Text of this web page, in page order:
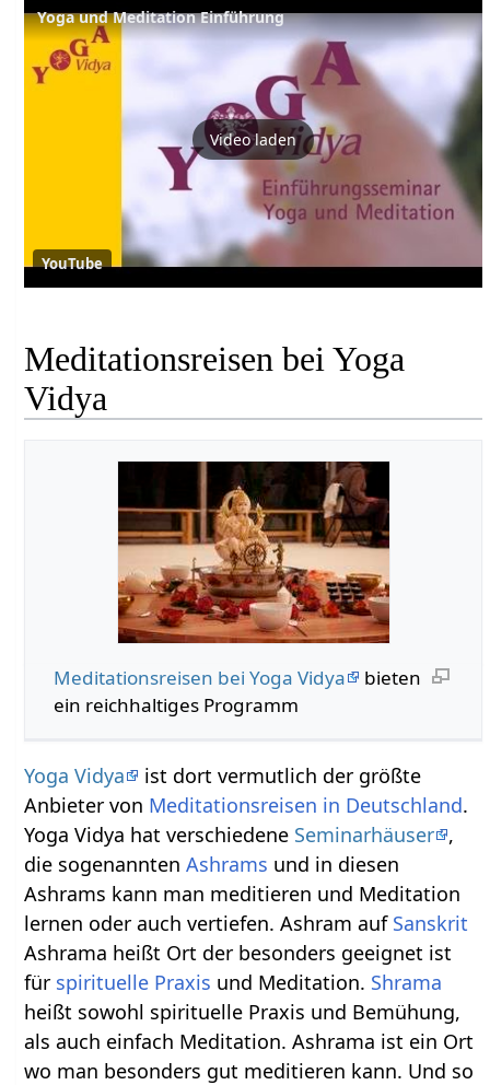
Yoga und Meditation Einführung
Video laden
YouTube
Meditationsreisen bei Yoga
Vidya
Meditationsreisen bei Yoga Vidya
bieten
ein reichhaltiges Programm
Yoga Vidya
ist dort vermutlich der größte
Anbieter von Meditationsreisen in Deutschland.
Yoga Vidya hat verschiedene Seminarhäuser ,
die sogenanntenAshrams und in diesen
Ashrams kann man meditieren und Meditation
lernen oder auch vertiefen. Ashram auf Sanskrit
Ashrama heißt Ort der besonders geeignet ist
für spirituelle Praxis und Meditation. Shrama
heißt sowohl spirituelle Praxis und Bemühung,
als auch einfach Meditation. Ashrama ist ein Ort
wo man besonders gut meditieren kann. Und so